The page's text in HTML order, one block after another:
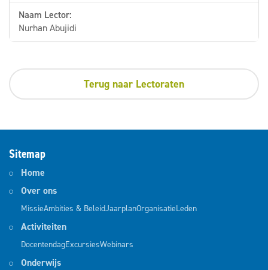
Naam Lector:
Nurhan Abujidi
Terug naar Lectoraten
Sitemap
Home
Over ons
MissieAmbities & BeleidJaarplanOrganisatieLeden
Activiteiten
DocentendagExcursiesWebinars
Onderwijs